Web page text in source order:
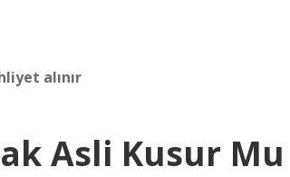
alınır
Asli Kusur Mu